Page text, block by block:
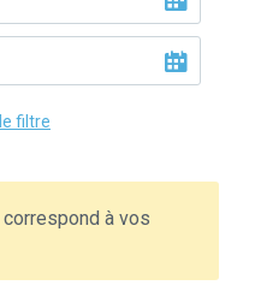
filtre
à vos